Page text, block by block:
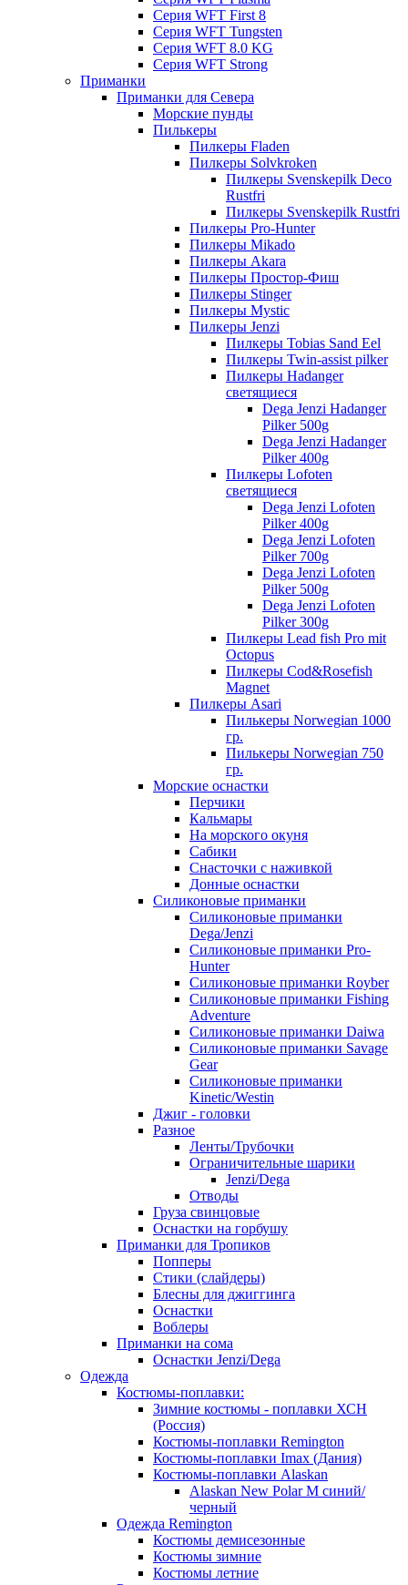
Серия WFT First 8
Серия WFT Tungsten
Серия WFT 8.0 KG
Серия WFT Strong
Приманки
Приманки для Севера
Морские пунды
Пилькеры
Пилкеры Fladen
Пилкеры Solvkroken
Пилкеры Svenskepilk Deco
Rustfri
Пилкеры Svenskepilk Rustfri
Пилкеры Pro-Hunter
Пилкеры Mikado
Пилкеры Akara
Пилкеры Простор-Фиш
Пилкеры Stinger
Пилкеры Mystic
Пилкеры Jenzi
Пилкеры Tobias Sand Eel
Пилкеры Twin-assist pilker
Пилкеры Hadanger
светящиеся
Dega Jenzi Hadanger
Pilker 500g
Dega Jenzi Hadanger
Pilker 400g
Пилкеры Lofoten
светящиеся
Dega Jenzi Lofoten
Pilker 400g
Dega Jenzi Lofoten
Pilker 700g
Dega Jenzi Lofoten
Pilker 500g
Dega Jenzi Lofoten
Pilker 300g
Пилкеры Lead fish Pro mit
Octopus
Пилкеры Cod&Rosefish
Magnet
Пилкеры Asari
Пилькеры Norwegian 1000
гр.
Пилькеры Norwegian 750
гр.
Морские оснастки
Перчики
Кальмары
На морского окуня
Сабики
Снасточки с наживкой
Донные оснастки
Силиконовые приманки
Силиконовые приманки
Dega/Jenzi
Силиконовые приманки Pro-
Hunter
Силиконовые приманки Royber
Силиконовые приманки Fishing
Adventure
Силиконовые приманки Daiwa
Силиконовые приманки Savage
Gear
Силиконовые приманки
Kinetic/Westin
Джиг - головки
Разное
Ленты/Трубочки
Ограничительные шарики
Jenzi/Dega
Отводы
Груза свинцовые
Оснастки на горбушу
Приманки для Тропиков
Попперы
Стики (слайдеры)
Блесны для джиггинга
Оснастки
Воблеры
Приманки на сома
Оснастки Jenzi/Dega
Одежда
Костюмы-поплавки:
Зимние костюмы - поплавки ХСН
(Россия)
Костюмы-поплавки Remington
Костюмы-поплавки Imax (Дания)
Костюмы-поплавки Alaskan
Alaskan New Polar M синий/
черный
Одежда Remington
Костюмы демисезонные
Костюмы зимние
Костюмы летние